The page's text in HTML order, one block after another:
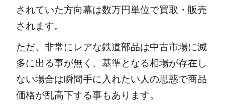
されていた方向幕は数万円単位で買取・販売
されます。
ただ、非常にレアな鉄道部品は中古市場に滅
多に出る事が無く、基準となる相場が存在し
ない場合は瞬間手に入れたい人の思惑で商品
価格が乱高下する事もあります。